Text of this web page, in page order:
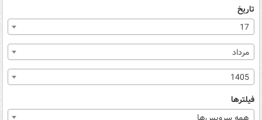
تاریخ
17
مرداد
1405
فیلترها